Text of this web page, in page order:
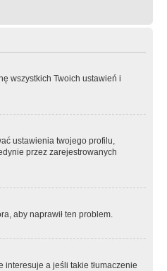
wszystkich Twoich ustawień i
ustawienia twojego profilu,
przez zarejestrowanych
aby naprawił ten problem.
interesuje a jeśli takie tłumaczenie